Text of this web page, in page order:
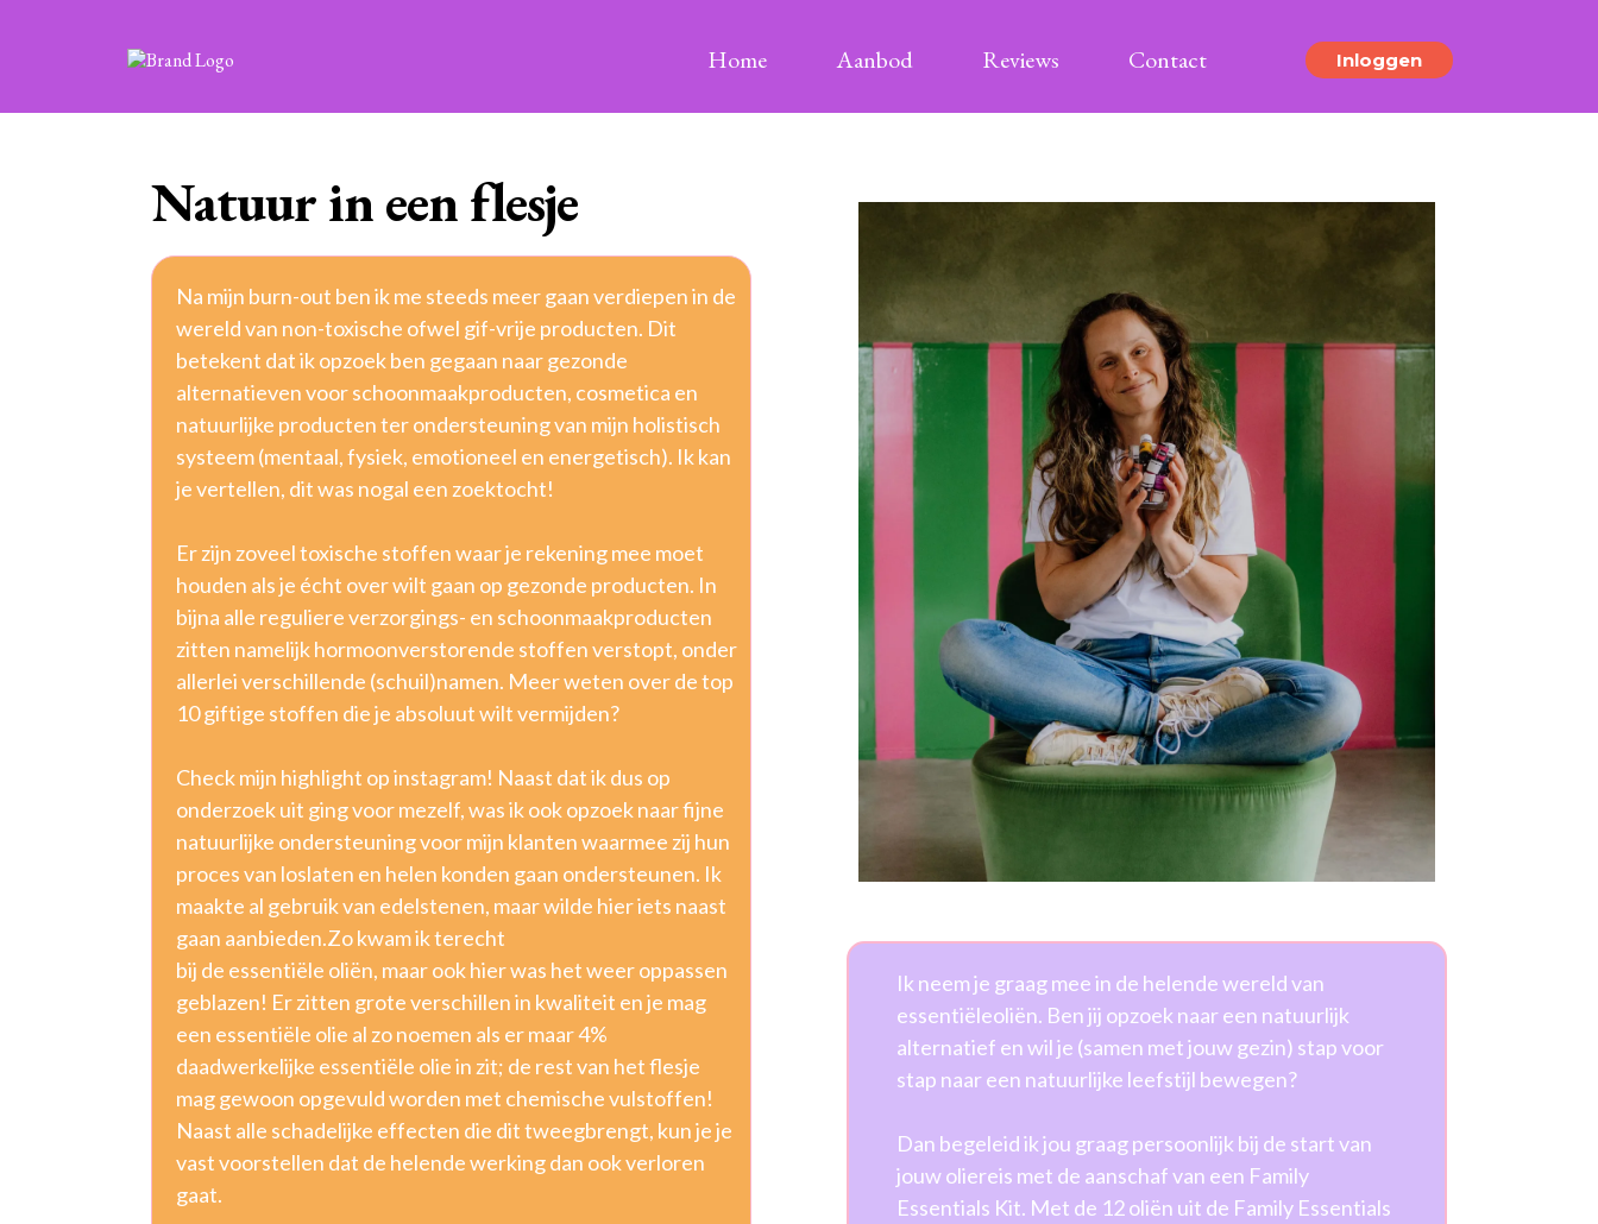
Home Aanbod Reviews Contact Inloggen
Natuur in een flesje
Na mijn burn-out ben ik me steeds meer gaan verdiepen in de
wereld van non-toxische ofwel gif-vrije producten. Dit
betekent dat ik opzoek ben gegaan naar gezonde
alternatieven voor schoonmaakproducten, cosmetica en
natuurlijke producten ter ondersteuning van mijn holistisch
systeem (mentaal, fysiek, emotioneel en energetisch). Ik kan
je vertellen, dit was nogal een zoektocht!
Er zijn zoveel toxische stoffen waar je rekening mee moet
houden als je écht over wilt gaan op gezonde producten. In
bijna alle reguliere verzorgings- en schoonmaakproducten
zitten namelijk hormoonverstorende stoffen verstopt, onder
allerlei verschillende (schuil)namen. Meer weten over de top
10 giftige stoffen die je absoluut wilt vermijden?
Check mijn highlight op instagram! Naast dat ik dus op
onderzoek uit ging voor mezelf, was ik ook opzoek naar fijne
natuurlijke ondersteuning voor mijn klanten waarmee zij hun
proces van loslaten en helen konden gaan ondersteunen. Ik
maakte al gebruik van edelstenen, maar wilde hier iets naast
gaan aanbieden.Zo kwam ik terecht
bij de essentiële oliën, maar ook hier was het weer oppassen
geblazen! Er zitten grote verschillen in kwaliteit en je mag
een essentiële olie al zo noemen als er maar 4%
daadwerkelijke essentiële olie in zit; de rest van het flesje
mag gewoon opgevuld worden met chemische vulstoffen!
Naast alle schadelijke effecten die dit tweegbrengt, kun je je
vast voorstellen dat de helende werking dan ook verloren
gaat.
Ik neem je graag mee in de helende wereld van
essentiëleoliën. Ben jij opzoek naar een natuurlijk
alternatief en wil je (samen met jouw gezin) stap voor
stap naar een natuurlijke leefstijl bewegen?
Dan begeleid ik jou graag persoonlijk bij de start van
jouw oliereis met de aanschaf van een Family
Essentials Kit. Met de 12 oliën uit de Family Essentials